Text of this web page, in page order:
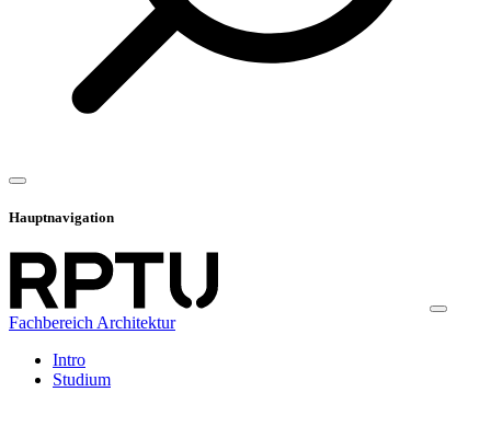
Hauptnavigation
Fachbereich Architektur
Intro
Studium